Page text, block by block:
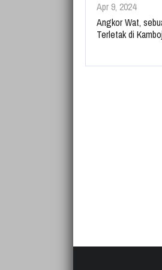
Apr 9, 2024
Angkor Wat,
Terletak di